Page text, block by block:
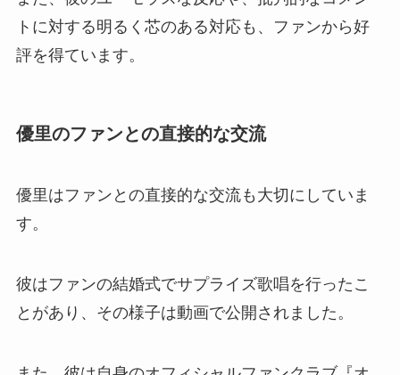
トに対する明るく芯のある対応も、ファンから好
評を得ています。
優里のファンとの直接的な交流
優里はファンとの直接的な交流も大切にしていま
す。
彼はファンの結婚式でサプライズ歌唱を行ったこ
とがあり、その様子は動画で公開されました。